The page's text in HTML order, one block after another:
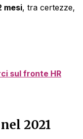
mesi, tra certezze,
sul fronte HR
2021